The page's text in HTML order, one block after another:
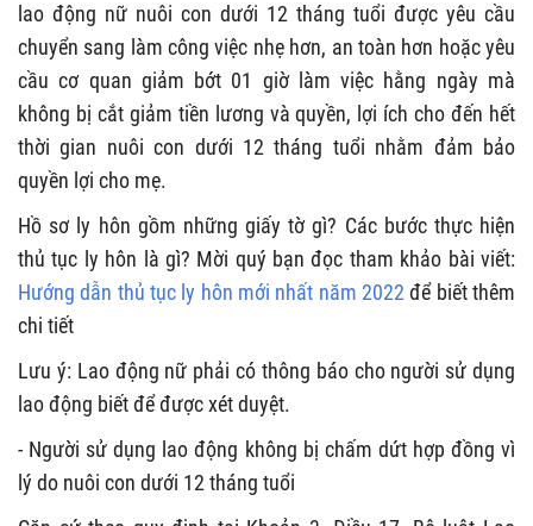
lao động nữ nuôi con dưới 12 tháng tuổi được yêu cầu
chuyển sang làm công việc nhẹ hơn, an toàn hơn hoặc yêu
cầu cơ quan giảm bớt 01 giờ làm việc hằng ngày mà
không bị cắt giảm tiền lương và quyền, lợi ích cho đến hết
thời gian nuôi con dưới 12 tháng tuổi nhằm đảm bảo
quyền lợi cho mẹ.
Hồ sơ ly hôn gồm những giấy tờ gì? Các bước thực hiện
thủ tục ly hôn là gì? Mời quý bạn đọc tham khảo bài viết:
Hướng dẫn thủ tục ly hôn mới nhất năm 2022để biết thêm
chi tiết
Lưu ý: Lao động nữ phải có thông báo cho người sử dụng
lao động biết để được xét duyệt.
- Người sử dụng lao động không bị chấm dứt hợp đồng vì
lý do nuôi con dưới 12 tháng tuổi